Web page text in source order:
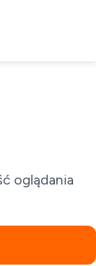
oglądania